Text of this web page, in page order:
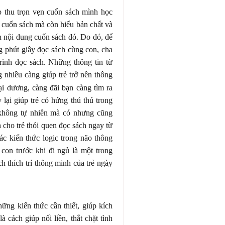
thu trọn vẹn cuốn sách mình học
sách mà còn hiểu bản chất và
dung cuốn sách đó. Do đó, để
phút giây đọc sách cùng con, cha
đọc sách. Những thông tin từ
nhiều càng giúp trẻ trở nên thông
dương, càng đãi bạn càng tìm ra
giúp trẻ có hứng thú thú trong
tự nhiên mà có nhưng cũng
trẻ thói quen đọc sách ngay từ
kiến thức logic trong não thông
trước khi đi ngủ là một trong
thích trí thông minh của trẻ ngày
kiến thức cần thiết, giúp kích
cách giúp nối liền, thắt chặt tình